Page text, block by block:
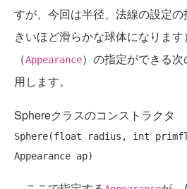
すが、今回は半径、法線の設定
きいほど滑らかな球体になります
（Appearance）の指定ができる
用します。
Sphereクラスのコンストラクタ
Sphere(float radius, int